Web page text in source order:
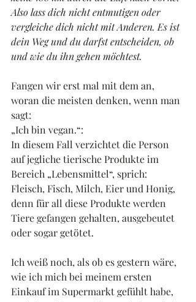
Also lass dich nicht entmutigen oder
vergleiche dich nicht mit Anderen. Es ist
dein Weg und du darfst entscheiden, ob
und wie du ihn gehen möchtest.
Fangen wir erst mal mit dem an,
woran die meisten denken, wenn man
sagt:
„Ich bin vegan.“:
In diesem Fall verzichtet die Person
auf jegliche tierische Produkte im
Bereich „Lebensmittel“, sprich:
Fleisch, Fisch, Milch, Eier und Honig,
denn für all diese Produkte werden
Tiere gefangen gehalten, ausgebeutet
oder sogar getötet.
Ich weiß noch, als ob es gestern wäre,
wie ich mich bei meinem ersten
Einkauf im Supermarkt gefühlt habe,